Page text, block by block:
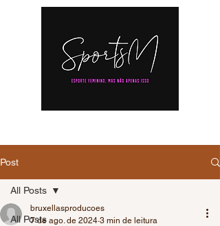
Post
All Posts
All Posts
bruxellasproducoes
7 de ago. de 2024 3 min de leitura